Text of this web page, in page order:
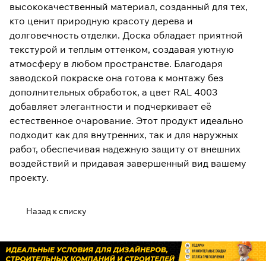
высококачественный материал, созданный для тех,
кто ценит природную красоту дерева и
долговечность отделки. Доска обладает приятной
текстурой и теплым оттенком, создавая уютную
атмосферу в любом пространстве. Благодаря
заводской покраске она готова к монтажу без
дополнительных обработок, а цвет RAL 4003
добавляет элегантности и подчеркивает её
естественное очарование. Этот продукт идеально
подходит как для внутренних, так и для наружных
работ, обеспечивая надежную защиту от внешних
воздействий и придавая завершенный вид вашему
проекту.
Назад к списку